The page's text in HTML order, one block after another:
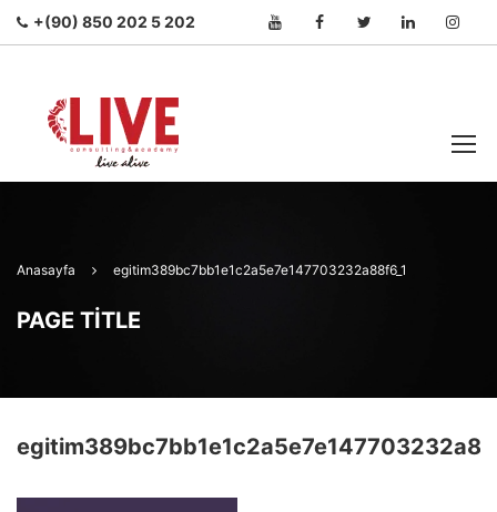
+(90) 850 202 5 202
Anasayfa egitim389bc7bb1e1c2a5e7e147703232a88f6_1
PAGE TITLE